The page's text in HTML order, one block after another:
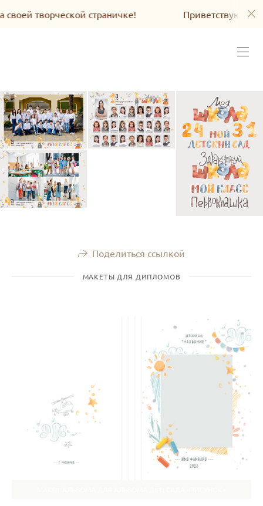
творческой страничке! Приветствую Вас
Поделиться ссылкой
МАКЕТЫ ДЛЯ ДИПЛОМОВ